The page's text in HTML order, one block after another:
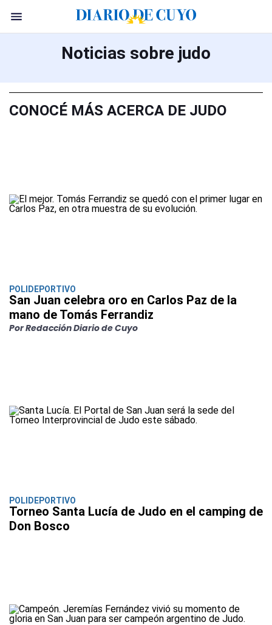
Noticias sobre judo
CONOCÉ MÁS ACERCA DE JUDO
POLIDEPORTIVO
San Juan celebra oro en Carlos Paz de la
mano de Tomás Ferrandiz
Por Redacción Diario de Cuyo
POLIDEPORTIVO
Torneo Santa Lucía de Judo en el camping de
Don Bosco